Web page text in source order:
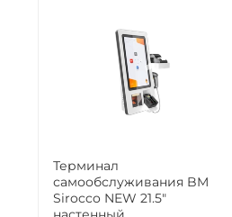
Терминал
самообслуживания BM
Sirocco NEW 21.5"